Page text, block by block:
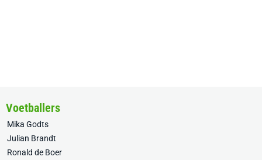
Voetballers
Mika Godts
Julian Brandt
Ronald de Boer